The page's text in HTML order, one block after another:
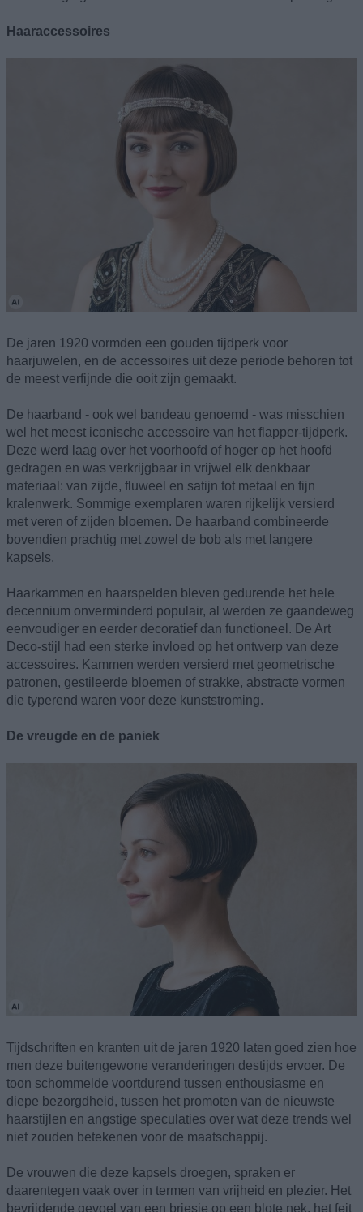
Haaraccessoires
De jaren 1920 vormden een gouden tijdperk voor
haarjuwelen, en de accessoires uit deze periode behoren tot
de meest verfijnde die ooit zijn gemaakt.
De haarband - ook wel bandeau genoemd - was misschien
wel het meest iconische accessoire van het flapper-tijdperk.
Deze werd laag over het voorhoofd of hoger op het hoofd
gedragen en was verkrijgbaar in vrijwel elk denkbaar
materiaal: van zijde, fluweel en satijn tot metaal en fijn
kralenwerk. Sommige exemplaren waren rijkelijk versierd
met veren of zijden bloemen. De haarband combineerde
bovendien prachtig met zowel de bob als met langere
kapsels.
Haarkammen en haarspelden bleven gedurende het hele
decennium onverminderd populair, al werden ze gaandeweg
eenvoudiger en eerder decoratief dan functioneel. De Art
Deco-stijl had een sterke invloed op het ontwerp van deze
accessoires. Kammen werden versierd met geometrische
patronen, gestileerde bloemen of strakke, abstracte vormen
die typerend waren voor deze kunststroming.
De vreugde en de paniek
Tijdschriften en kranten uit de jaren 1920 laten goed zien hoe
men deze buitengewone veranderingen destijds ervoer. De
toon schommelde voortdurend tussen enthousiasme en
diepe bezorgdheid, tussen het promoten van de nieuwste
haarstijlen en angstige speculaties over wat deze trends wel
niet zouden betekenen voor de maatschappij.
De vrouwen die deze kapsels droegen, spraken er
daarentegen vaak over in termen van vrijheid en plezier. Het
bevrijdende gevoel van een briesje op een blote nek, het feit